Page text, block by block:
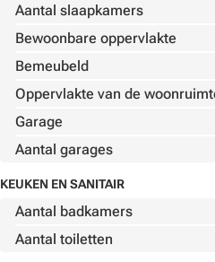
Aantal slaapkamers
Bewoonbare oppervlakte
Bemeubeld
Oppervlakte van de
Garage
Aantal garages
KEUKEN EN SANITAIR
Aantal badkamers
Aantal toiletten